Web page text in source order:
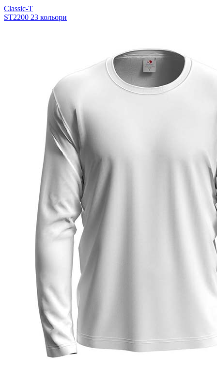
Classic-T
ST2200 23 кольори